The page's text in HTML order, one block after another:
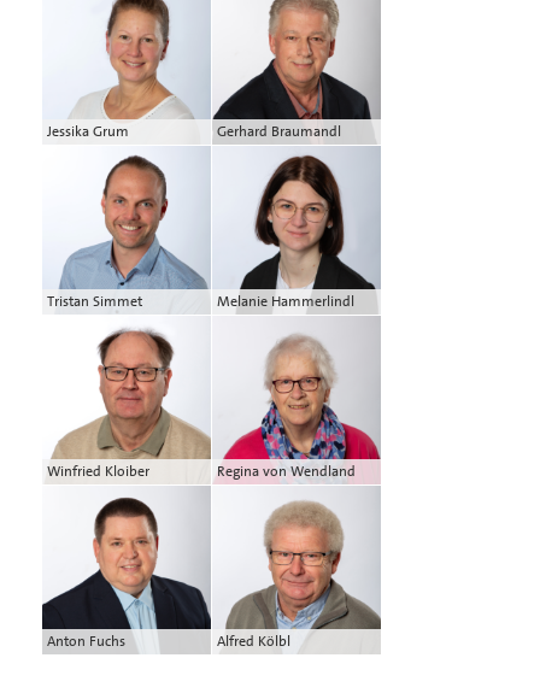
Jessika Grum Gerhard Braumandl
Tristan Simmet Melanie Hammerlindl
Winfried Kloiber Regina von Wendland
Anton Fuchs Alfred Kölbl